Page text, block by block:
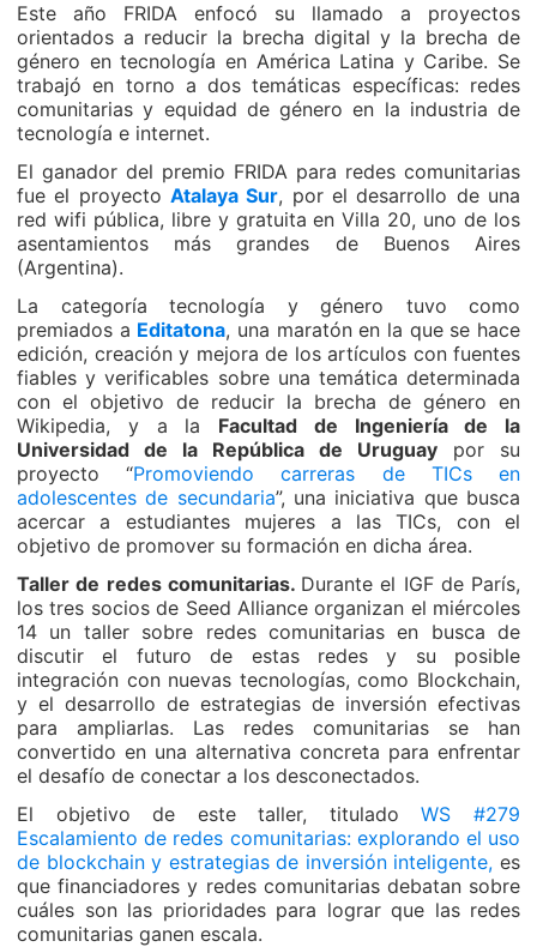
Este año FRIDA enfocó su llamado a proyectos
orientados a reducir la brecha digital y la brecha de
género en tecnología en América Latina y Caribe. Se
trabajó en torno a dos temáticas específicas: redes
comunitarias y equidad de género en la industria de
tecnología e internet.
El ganador del premio FRIDA para redes comunitarias
fue el proyecto Atalaya Sur, por el desarrollo de una
red wifi pública, libre y gratuita en Villa 20, uno de los
asentamientos más grandes de Buenos Aires
(Argentina).
La categoría tecnología y género tuvo como
premiados a Editatona, una maratón en la que se hace
edición, creación y mejora de los artículos con fuentes
fiables y verificables sobre una temática determinada
con el objetivo de reducir la brecha de género en
Wikipedia, y a la Facultad de Ingeniería de la
Universidad de la República de Uruguay por su
proyecto “Promoviendo carreras de TICs en
adolescentes de secundaria”, una iniciativa que busca
acercar a estudiantes mujeres a las TICs, con el
objetivo de promover su formación en dicha área.
Taller de redes comunitarias. Durante el IGF de París,
los tres socios de Seed Alliance organizan el miércoles
14 un taller sobre redes comunitarias en busca de
discutir el futuro de estas redes y su posible
integración con nuevas tecnologías, como Blockchain,
y el desarrollo de estrategias de inversión efectivas
para ampliarlas. Las redes comunitarias se han
convertido en una alternativa concreta para enfrentar
el desafío de conectar a los desconectados.
El objetivo de este taller, tituladoWS #279
Escalamiento de redes comunitarias: explorando el uso
de blockchain y estrategias de inversión inteligente, es
que financiadores y redes comunitarias debatan sobre
cuáles son las prioridades para lograr que las redes
comunitarias ganen escala.